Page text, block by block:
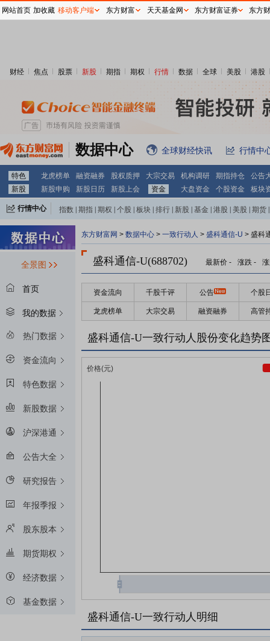
财经 焦点 股票 新股 期指 期权 行情 数据 全球 美股 港股
数据中心 全球财经快讯 行情中
特色 龙虎榜单 融资融券 股权质押 大宗交易 机构调研 期指持仓
公告
新股
新股申购 新股日历 新股上会 资金 大盘资金 个股资金 板块
行情中心 指数 期指 期权 个股 板块 排行 新股 基金 港股 美股 期货
全景图
首页
我的数据
热门数据
资金流向
特色数据
新股数据
沪深港通
公告大全
研究报告
年报季报
股东股本
期货期权
经济数据
基金数据
东方财富网 > 数据中心 > 一致行动人 > 盛科通信-U > 盛科
盛科通信-U(688702) 最新价 - 涨跌 -
资金流向 千股千评 公告 个股
龙虎榜单 大宗交易 融资融券 高管
盛科通信-U一致行动人股份变化趋势
盛科通信-U一致行动人明细
网站首页 加收藏 移动客户端 东方财富 天天基金网 东方财富证券 东方